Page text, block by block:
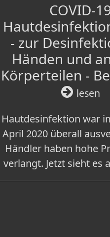
COVID-
- zur
Händen und
Körperteilen -
lesen
Hautdesinfektion war
April 2020 überall
Händler haben hohe
verlangt. Jetzt sieht es